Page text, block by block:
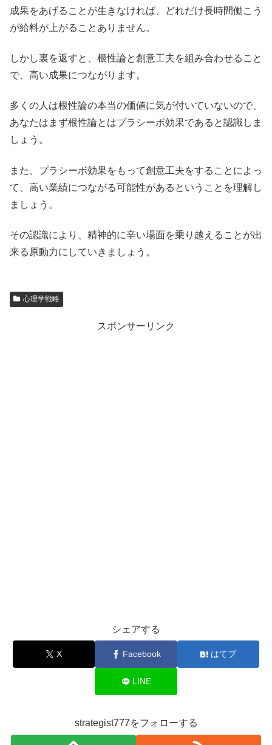
成果をあげることが生きなければ、どれだけ長時間働こう
が給料が上がることありません。
しかし裏を返すと、根性論と創意工夫を組み合わせること
で、高い成果につながります。
多くの人は根性論の本当の価値に気が付いていないので、
あなたはまず根性論とはプラシーボ効果であると認識しま
しょう。
また、プラシーボ効果をもって創意工夫をすることによっ
て、高い業績につながる可能性があるということを理解し
ましょう。
その認識により、精神的に辛い場面を乗り越えることが出
来る原動力にしていきましょう。
心理学戦略
スポンサーリンク
シェアする
X Facebook はてブ
LINE
strategist777をフォローする